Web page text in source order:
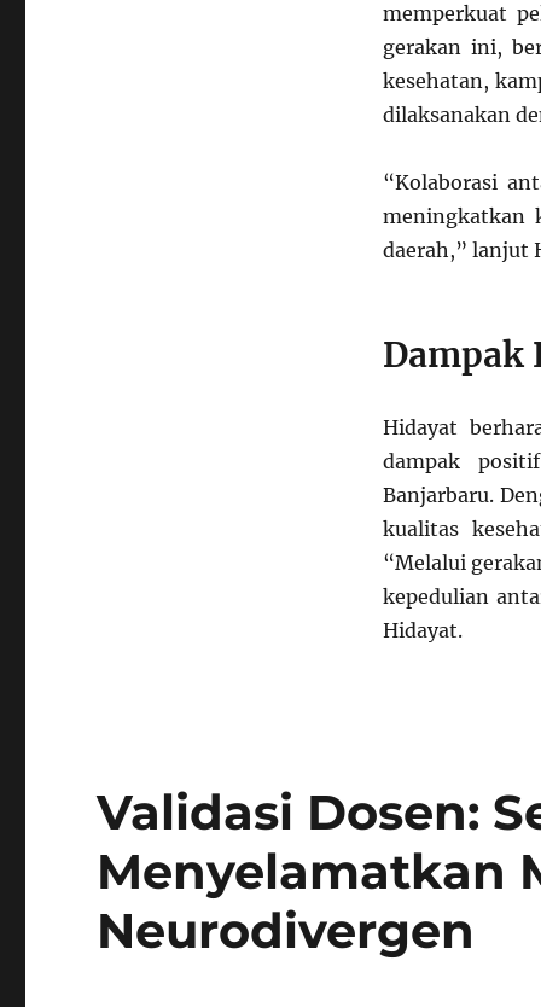
memperkuat
gerakan ini,
kesehatan,
dilaksanakan
“Kolaborasi
meningkatkan
daerah,” lanjut
Dampak
Hidayat
dampak
Banjarbaru.
kualitas
“Melalui
kepedulian
Hidayat.
Validasi Dosen:
Menyelamatkan
Neurodivergen